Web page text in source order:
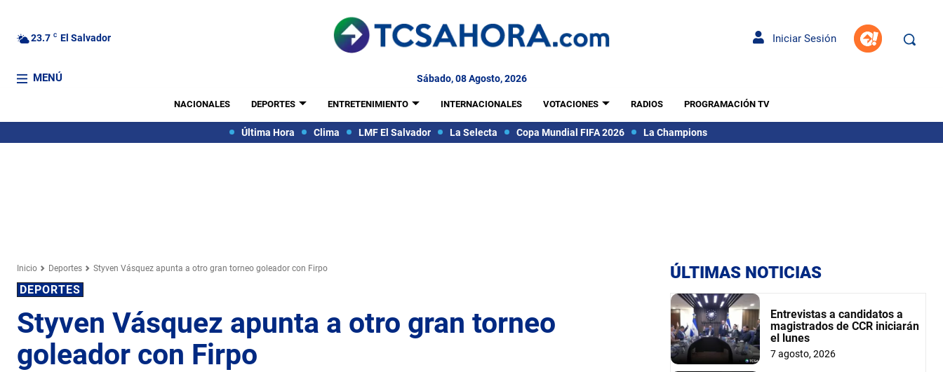
23.7 C El Salvador Iniciar Sesión
MENÚ Sábado, 08 Agosto, 2026
NACIONALES DEPORTES ENTRETENIMIENTO INTERNACIONALES VOTACIONES RADIOS PROGRAMACIÓN TV
Última Hora Clima LMF El Salvador La Selecta Copa Mundial FIFA 2026 La Champions
Inicio Deportes Styven Vásquez apunta a otro gran torneo goleador con Firpo
DEPORTES
Styven Vásquez apunta a otro gran torneo
goleador con Firpo
ÚLTIMAS NOTICIAS
Entrevistas a candidatos a
magistrados de CCR iniciarán
el lunes
7 agosto, 2026